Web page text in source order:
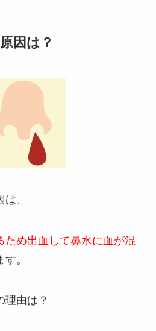
因は？
、
ため出血して鼻水に血が混
。
理由は？